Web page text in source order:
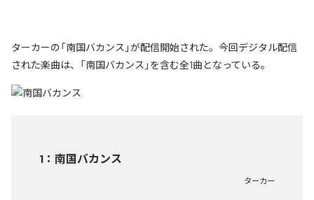
ターカーの「南国バカンス」が配信開始された。今回デジタル配信
された楽曲は、「南国バカンス」を含む全1曲となっている。
1 ： 南国バカンス
ターカー